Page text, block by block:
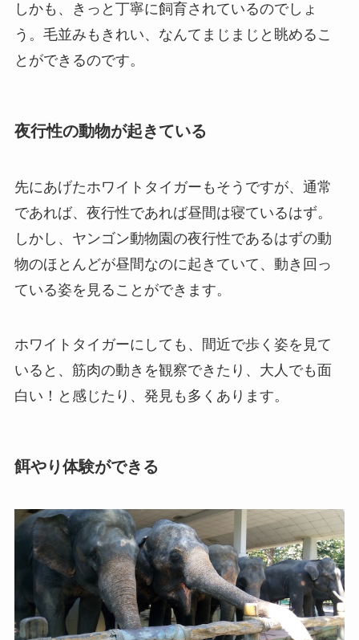
しかも、きっと丁寧に飼育されているのでしょ
う。毛並みもきれい、なんてまじまじと眺めるこ
とができるのです。
夜行性の動物が起きている
先にあげたホワイトタイガーもそうですが、通常
であれば、夜行性であれば昼間は寝ているはず。
しかし、ヤンゴン動物園の夜行性であるはずの動
物のほとんどが昼間なのに起きていて、動き回っ
ている姿を見ることができます。
ホワイトタイガーにしても、間近で歩く姿を見て
いると、筋肉の動きを観察できたり、大人でも面
白い！と感じたり、発見も多くあります。
餌やり体験ができる